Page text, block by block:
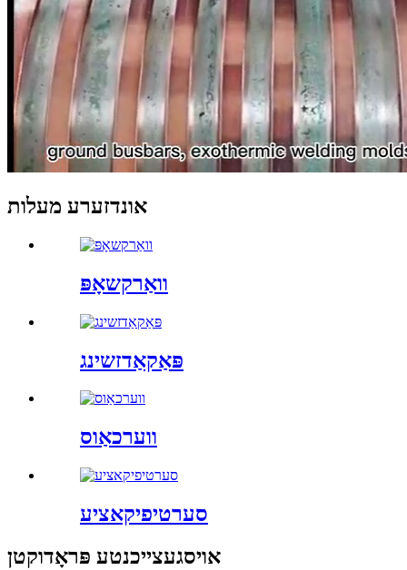
אונדזערע מעלות
וואַרקשאָפּ
פּאַקאַדזשינג
ווערכאַוס
סערטיפיקאציע
אויסגעצייכנטע פּראָדוקטן